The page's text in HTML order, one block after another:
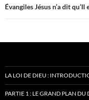
Évangiles Jésus n’a dit
LA LOI DE DIEU :
PARTIE 1 : LE GRAND PLAN